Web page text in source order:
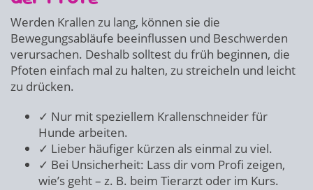
Werden Krallen zu lang, können sie die
Bewegungsabläufe beeinflussen und Beschwerden
verursachen. Deshalb solltest du früh beginnen, die
Pfoten einfach mal zu halten, zu streicheln und leicht
zu drücken.
✓ Nur mit speziellem Krallenschneider für
Hunde arbeiten.
✓ Lieber häufiger kürzen als einmal zu viel.
✓ Bei Unsicherheit: Lass dir vom Profi zeigen,
wie’s geht – z. B. beim Tierarzt oder im Kurs.